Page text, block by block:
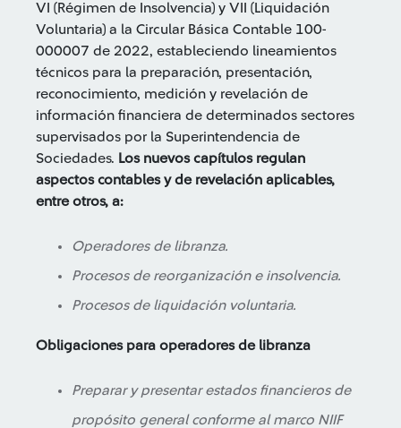
VI (Régimen de Insolvencia) y VII (Liquidación
Voluntaria) a la Circular Básica Contable 100-
000007 de 2022, estableciendo lineamientos
técnicos para la preparación, presentación,
reconocimiento, medición y revelación de
información financiera de determinados sectores
supervisados por la Superintendencia de
Sociedades. Los nuevos capítulos regulan
aspectos contables y de revelación aplicables,
entre otros, a:
Operadores de libranza.
Procesos de reorganización e insolvencia.
Procesos de liquidación voluntaria.
Obligaciones para operadores de libranza
Preparar y presentar estados financieros de
propósito general conforme al marco NIIF